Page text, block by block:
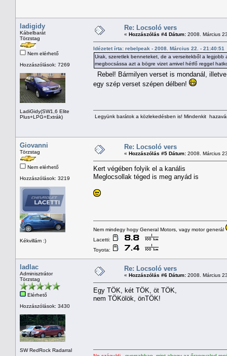
ladigidy
Kábelbarát
Törzstag
Nem elérhető
Hozzászólások: 7269
LadiGidy(SW1,6 Elite
Plus+LPG+Extrák)
Re: Locsoló vers
« Hozzászólás #4 Dátum: 2008. Március
Idézetet írta: rebelpeak - 2008. Március 22. - 21:40:51
Urak, szeretlek benneteket, de a verseitekből a
megbocsássa azt a bögre vizet amivel hétfő reggel
Rebel! Bármilyen verset is mondanál,
egy szép verset szépen délben!
Legyünk barátok a közlekedésben is! Mindenkit
Giovanni
Törzstag
Nem elérhető
Hozzászólások: 3219
Kékvillám :)
Re: Locsoló vers
« Hozzászólás #5 Dátum: 2008. Március
Kert végében folyik el a kanális
Meglocsollak téged is meg anyád is
Nem mindegy hogy General Motors, vagy motor generál
Lacetti:
Toyota:
ladlac
Adminisztrátor
Törzstag
Elérhető
Hozzászólások: 3430
SW RedRock Radarral
Re: Locsoló vers
« Hozzászólás #6 Dátum: 2008. Március
Egy TÖK, két TÖK, öt TÖK,
nem TÖKölök, önTÖK!